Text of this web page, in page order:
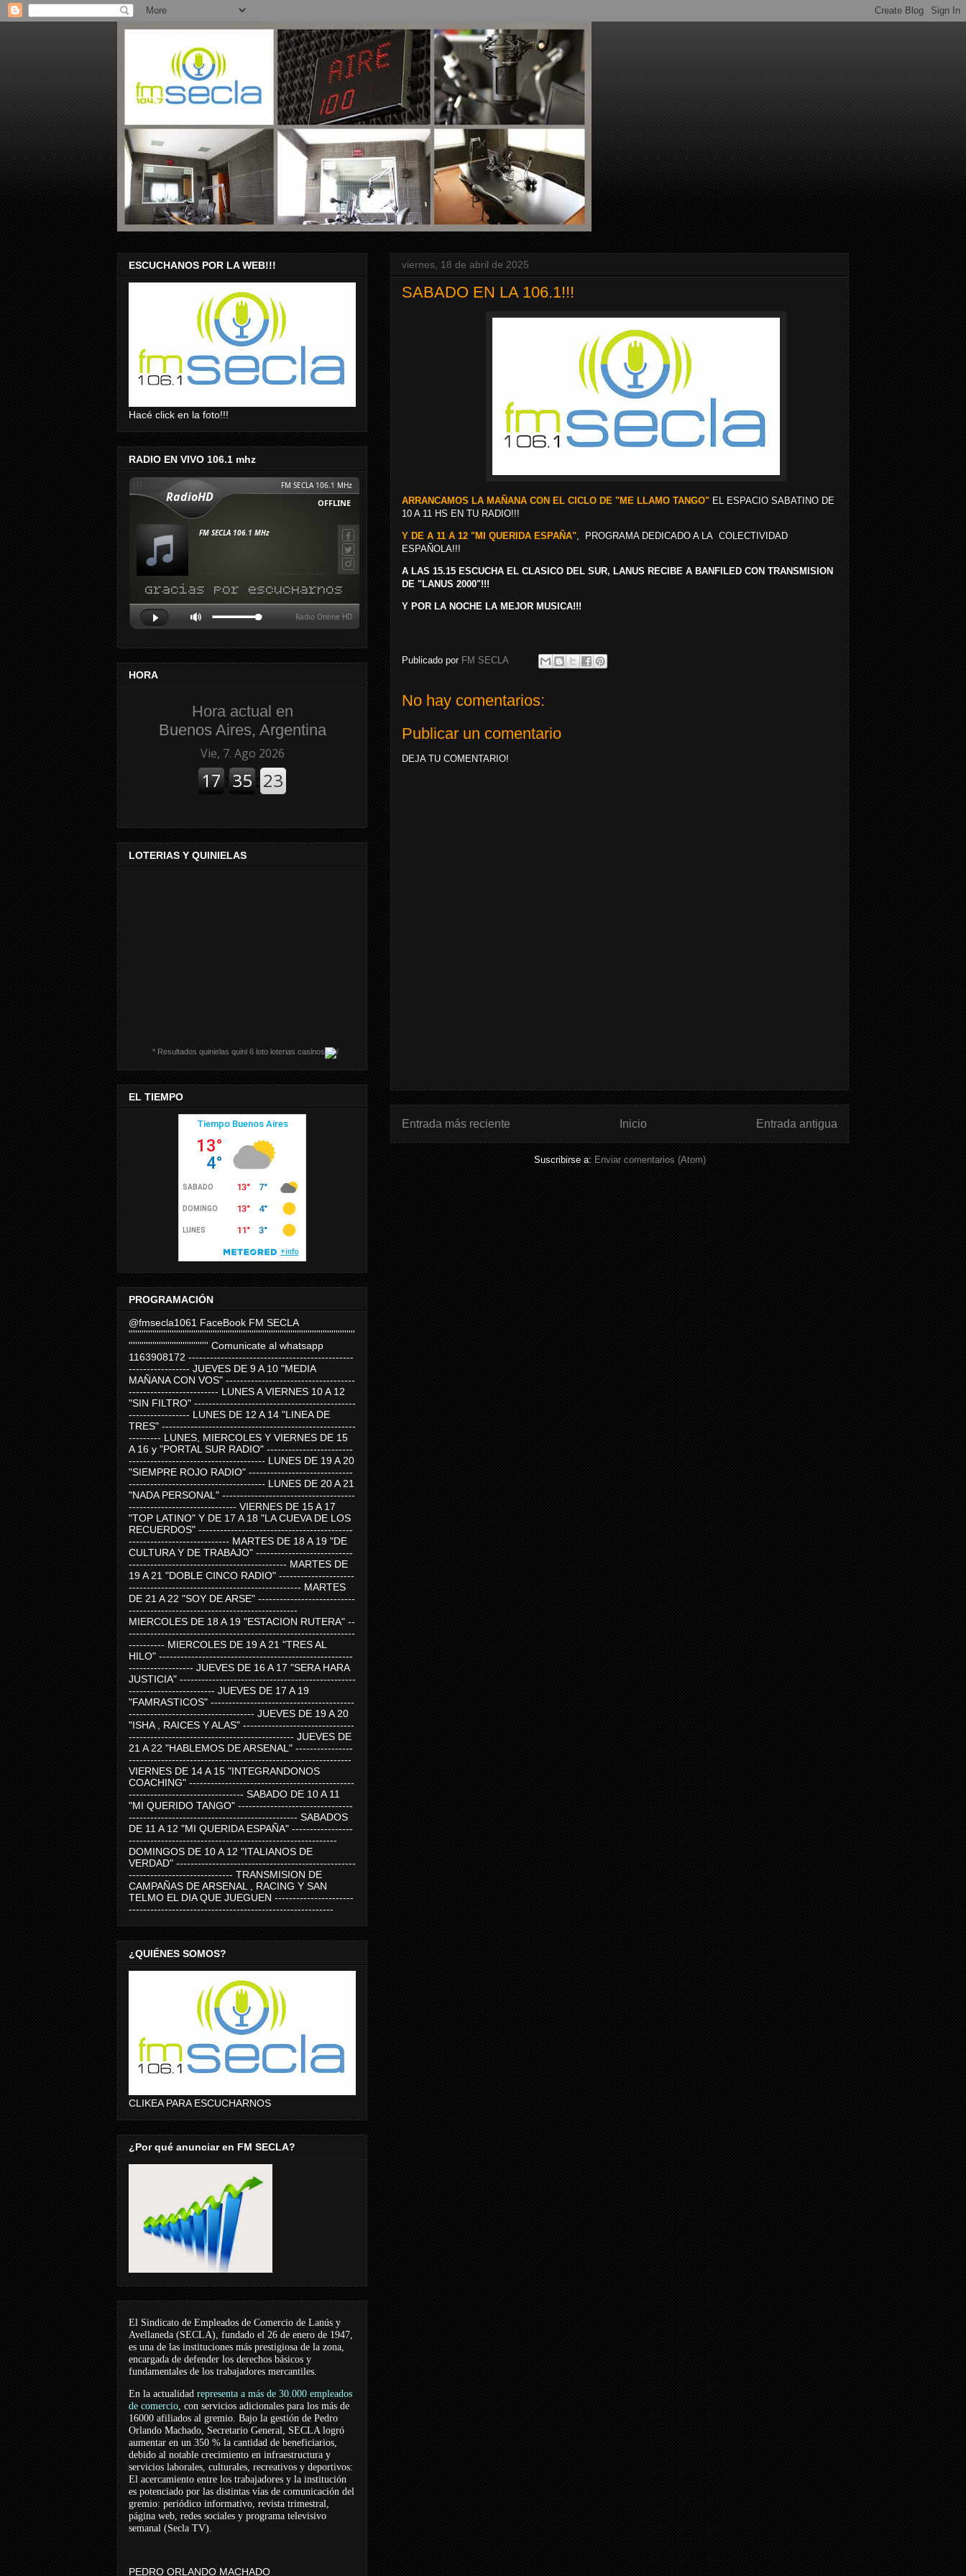
viernes, 18 de abril de 2025
SABADO EN LA 106.1!!!
ARRANCAMOS LA MAÑANA CON EL CICLO DE "ME LLAMO TANGO" EL ESPACIO SABATINO DE
10 A 11 HS EN TU RADIO!!!
Y DE A 11 A 12 "MI QUERIDA ESPAÑA", PROGRAMA DEDICADO A LA COLECTIVIDAD
ESPAÑOLA!!!
A LAS 15.15 ESCUCHA EL CLASICO DEL SUR, LANUS RECIBE A BANFILED CON TRANSMISION
DE "LANUS 2000"!!!
Y POR LA NOCHE LA MEJOR MUSICA!!!
Publicado por FM SECLA
No hay comentarios:
Publicar un comentario
DEJA TU COMENTARIO!
Entrada más reciente Entrada antigua
Inicio
Suscribirse a: Enviar comentarios (Atom)
ESCUCHANOS POR LA WEB!!!
Hacé click en la foto!!!
RADIO EN VIVO 106.1 mhz
HORA
Hora actual en
Buenos Aires, Argentina
LOTERIAS Y QUINIELAS
* Resultados quinielas quini 6 loto loterias casinos
EL TIEMPO
PROGRAMACIÓN
@fmsecla1061 FaceBook FM SECLA
'''''''''''''''''''''''''''''''''''''''''''''''''''''''''''''''''''''''''''''''''''''''''''''''''''''''''
''''''''''''''''''''''''''''''''''''' Comunicate al whatsapp
1163908172 ----------------------------------------------
----------------- JUEVES DE 9 A 10 "MEDIA
MAÑANA CON VOS" ------------------------------------
------------------------- LUNES A VIERNES 10 A 12
"SIN FILTRO" ---------------------------------------------
----------------- LUNES DE 12 A 14 "LINEA DE
TRES" ------------------------------------------------------
--------- LUNES, MIERCOLES Y VIERNES DE 15
A 16 y "PORTAL SUR RADIO" ------------------------
-------------------------------------- LUNES DE 19 A 20
"SIEMPRE ROJO RADIO" -----------------------------
-------------------------------------- LUNES DE 20 A 21
"NADA PERSONAL" -------------------------------------
------------------------------ VIERNES DE 15 A 17
"TOP LATINO" Y DE 17 A 18 "LA CUEVA DE LOS
RECUERDOS" -------------------------------------------
---------------------------- MARTES DE 18 A 19 "DE
CULTURA Y DE TRABAJO" ---------------------------
-------------------------------------------- MARTES DE
19 A 21 "DOBLE CINCO RADIO" ---------------------
------------------------------------------------ MARTES
DE 21 A 22 "SOY DE ARSE" ---------------------------
-----------------------------------------------
MIERCOLES DE 18 A 19 "ESTACION RUTERA" --
---------------------------------------------------------------
---------- MIERCOLES DE 19 A 21 "TRES AL
HILO" ------------------------------------------------------
------------------ JUEVES DE 16 A 17 "SERA HARA
JUSTICIA" -------------------------------------------------
------------------------ JUEVES DE 17 A 19
"FAMRASTICOS" ----------------------------------------
----------------------------------- JUEVES DE 19 A 20
"ISHA , RAICES Y ALAS" -------------------------------
---------------------------------------------- JUEVES DE
21 A 22 "HABLEMOS DE ARSENAL" ----------------
--------------------------------------------------------------
VIERNES DE 14 A 15 "INTEGRANDONOS
COACHING" ----------------------------------------------
-------------------------------- SABADO DE 10 A 11
"MI QUERIDO TANGO" --------------------------------
----------------------------------------------- SABADOS
DE 11 A 12 "MI QUERIDA ESPAÑA" -----------------
----------------------------------------------------------
DOMINGOS DE 10 A 12 "ITALIANOS DE
VERDAD" --------------------------------------------------
----------------------------- TRANSMISION DE
CAMPAÑAS DE ARSENAL , RACING Y SAN
TELMO EL DIA QUE JUEGUEN ----------------------
---------------------------------------------------------
¿QUIÉNES SOMOS?
CLIKEA PARA ESCUCHARNOS
¿Por qué anunciar en FM SECLA?
El Sindicato de Empleados de Comercio de Lanús y
Avellaneda (SECLA), fundado el 26 de enero de 1947,
es una de las instituciones más prestigiosa de la zona,
encargada de defender los derechos básicos y
fundamentales de los trabajadores mercantiles.
En la actualidad representa a más de 30.000 empleados
de comercio, con servicios adicionales para los más de
16000 afiliados al gremio. Bajo la gestión de Pedro
Orlando Machado, Secretario General, SECLA logró
aumentar en un 350 % la cantidad de beneficiarios,
debido al notable crecimiento en infraestructura y
servicios laborales, culturales, recreativos y deportivos:
El acercamiento entre los trabajadores y la institución
es potenciado por las distintas vías de comunicación del
gremio: periódico informativo, revista trimestral,
página web, redes sociales y programa televisivo
semanal (Secla TV).
PEDRO ORLANDO MACHADO